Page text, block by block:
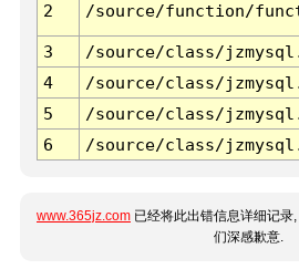
2 /source/function/
3 /source/class/
4
/source/class/
5
/source/class/
6
/source/class/
www.365jz.com 已经将此出错信息详细记
们深感歉意.